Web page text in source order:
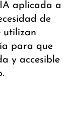
aplicada a
de
utilizan
para que
y accesible